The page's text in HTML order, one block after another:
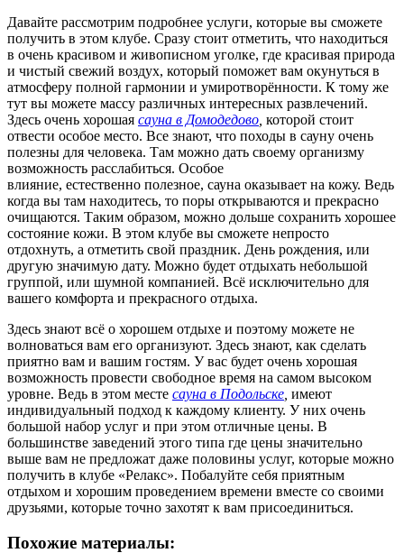
Давайте рассмотрим подробнее услуги, которые вы сможете
получить в этом клубе. Сразу стоит отметить, что находиться
в очень красивом и живописном уголке, где красивая природа
и чистый свежий воздух, который поможет вам окунуться в
атмосферу полной гармонии и умиротворённости. К тому же
тут вы можете массу различных интересных развлечений.
Здесь очень хорошая сауна в Домодедово которой стоит
отвести особое место. Все знают, что походы в сауну очень
полезны для человека. Там можно дать своему организму
возможность расслабиться. Особое
влияние, естественно полезное, сауна оказывает на кожу. Ведь
когда вы там находитесь, то поры открываются и прекрасно
очищаются. Таким образом, можно дольше сохранить хорошее
состояние кожи. В этом клубе вы сможете непросто
отдохнуть, а отметить свой праздник. День рождения, или
другую значимую дату. Можно будет отдыхать небольшой
группой, или шумной компанией. Всё исключительно для
вашего комфорта и прекрасного отдыха.
Здесь знают всё о хорошем отдыхе и поэтому можете не
волноваться вам его организуют. Здесь знают, как сделать
приятно вам и вашим гостям. У вас будет очень хорошая
возможность провести свободное время на самом высоком
уровне. Ведь в этом месте сауна в Подольске имеют
индивидуальный подход к каждому клиенту. У них очень
большой набор услуг и при этом отличные цены. В
большинстве заведений этого типа где цены значительно
выше вам не предложат даже половины услуг, которые можно
получить в клубе «Релакс». Побалуйте себя приятным
отдыхом и хорошим проведением времени вместе со своими
друзьями, которые точно захотят к вам присоединиться.
Похожие материалы: